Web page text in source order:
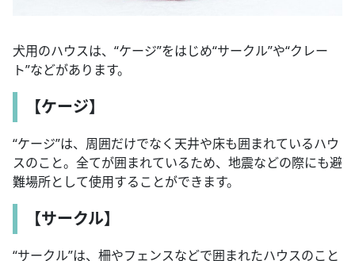
犬用のハウスは、“ケージ”をはじめ“サークル”や“クレー
ト”などがあります。
【ケージ】
“ケージ”は、周囲だけでなく天井や床も囲まれているハウ
スのこと。全てが囲まれているため、地震などの際にも避
難場所として使用することができます。
【サークル】
“サークル”は、柵やフェンスなどで囲まれたハウスのこと